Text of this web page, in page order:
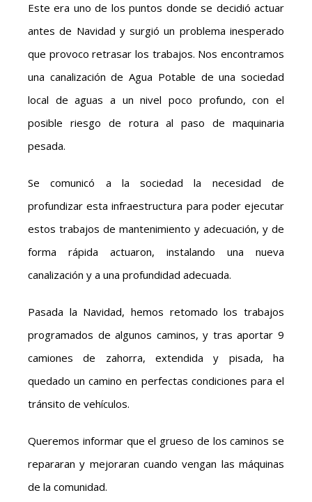
Este era uno de los puntos donde se decidió actuar
antes de Navidad y surgió un problema inesperado
que provoco retrasar los trabajos. Nos encontramos
una canalización de Agua Potable de una sociedad
local de aguas a un nivel poco profundo, con el
posible riesgo de rotura al paso de maquinaria
pesada.
Se comunicó a la sociedad la necesidad de
profundizar esta infraestructura para poder ejecutar
estos trabajos de mantenimiento y adecuación, y de
forma rápida actuaron, instalando una nueva
canalización y a una profundidad adecuada.
Pasada la Navidad, hemos retomado los trabajos
programados de algunos caminos, y tras aportar 9
camiones de zahorra, extendida y pisada, ha
quedado un camino en perfectas condiciones para el
tránsito de vehículos.
Queremos informar que el grueso de los caminos se
repararan y mejoraran cuando vengan las máquinas
de la comunidad.